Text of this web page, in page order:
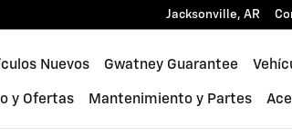
Jacksonville, AR
Nuevos Gwatney Guarantee
y Ofertas Mantenimiento y Partes